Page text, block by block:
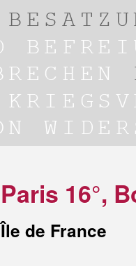
Paris 16°,
Île de France